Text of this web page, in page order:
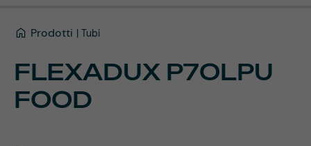
Prodotti Tubi
FLEXADUX P7OLPU
FOOD